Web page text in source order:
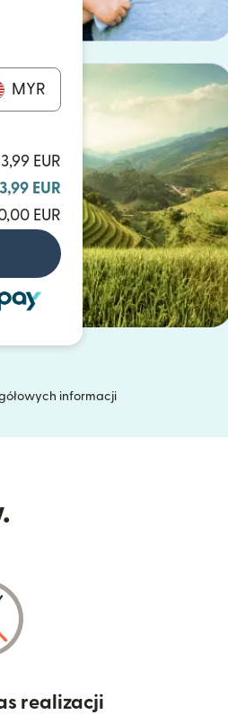
MYR
3,99 EUR
EUR
EUR
informacji
realizacji